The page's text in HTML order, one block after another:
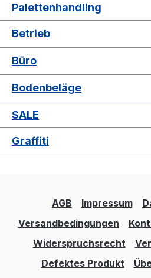
Palettenhandling
Betrieb
Büro
Bodenbeläge
SALE
Graffiti
AGB Impressum
Versandbedingungen
Widerspruchsrecht
Defektes Produkt